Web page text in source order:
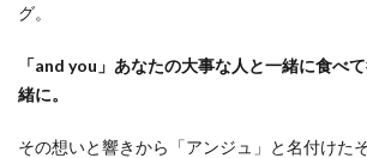
グ。
「and you」あなたの大事な人と一緒に食べ
緒に。
その想いと響きから「アンジュ」と名付けたそ